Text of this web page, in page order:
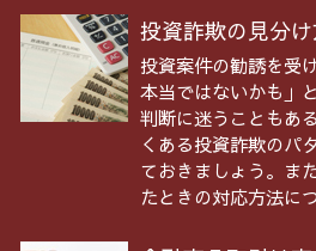
投資詐欺の見分
投資案件の勧誘を受
本当ではないかも」
判断に迷うこともあ
くある投資詐欺のパ
ておきましょう。ま
たときの対応方法